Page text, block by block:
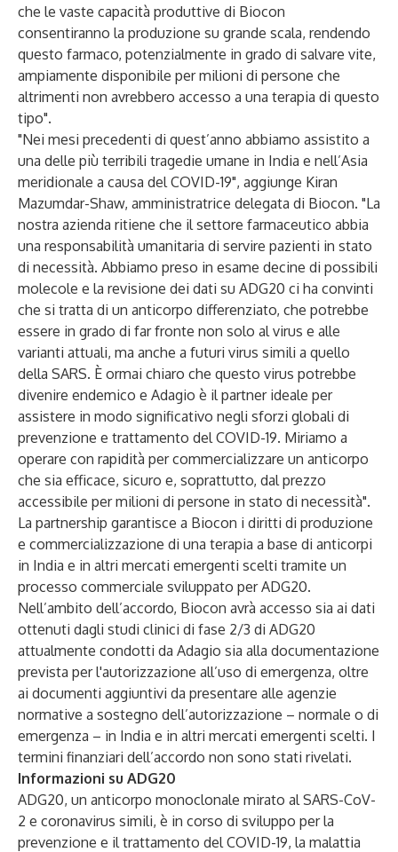
che le vaste capacità produttive di Biocon
consentiranno la produzione su grande scala, rendendo
questo farmaco, potenzialmente in grado di salvare vite,
ampiamente disponibile per milioni di persone che
altrimenti non avrebbero accesso a una terapia di questo
tipo".
"Nei mesi precedenti di quest’anno abbiamo assistito a
una delle più terribili tragedie umane in India e nell’Asia
meridionale a causa del COVID-19", aggiunge Kiran
Mazumdar-Shaw, amministratrice delegata di Biocon. "La
nostra azienda ritiene che il settore farmaceutico abbia
una responsabilità umanitaria di servire pazienti in stato
di necessità. Abbiamo preso in esame decine di possibili
molecole e la revisione dei dati su ADG20 ci ha convinti
che si tratta di un anticorpo differenziato, che potrebbe
essere in grado di far fronte non solo al virus e alle
varianti attuali, ma anche a futuri virus simili a quello
della SARS. È ormai chiaro che questo virus potrebbe
divenire endemico e Adagio è il partner ideale per
assistere in modo significativo negli sforzi globali di
prevenzione e trattamento del COVID-19. Miriamo a
operare con rapidità per commercializzare un anticorpo
che sia efficace, sicuro e, soprattutto, dal prezzo
accessibile per milioni di persone in stato di necessità".
La partnership garantisce a Biocon i diritti di produzione
e commercializzazione di una terapia a base di anticorpi
in India e in altri mercati emergenti scelti tramite un
processo commerciale sviluppato per ADG20.
Nell’ambito dell’accordo, Biocon avrà accesso sia ai dati
ottenuti dagli studi clinici di fase 2/3 di ADG20
attualmente condotti da Adagio sia alla documentazione
prevista per l'autorizzazione all’uso di emergenza, oltre
ai documenti aggiuntivi da presentare alle agenzie
normative a sostegno dell’autorizzazione – normale o di
emergenza – in India e in altri mercati emergenti scelti. I
termini finanziari dell’accordo non sono stati rivelati.
Informazioni su ADG20
ADG20, un anticorpo monoclonale mirato al SARS-CoV-
2 e coronavirus simili, è in corso di sviluppo per la
prevenzione e il trattamento del COVID-19, la malattia